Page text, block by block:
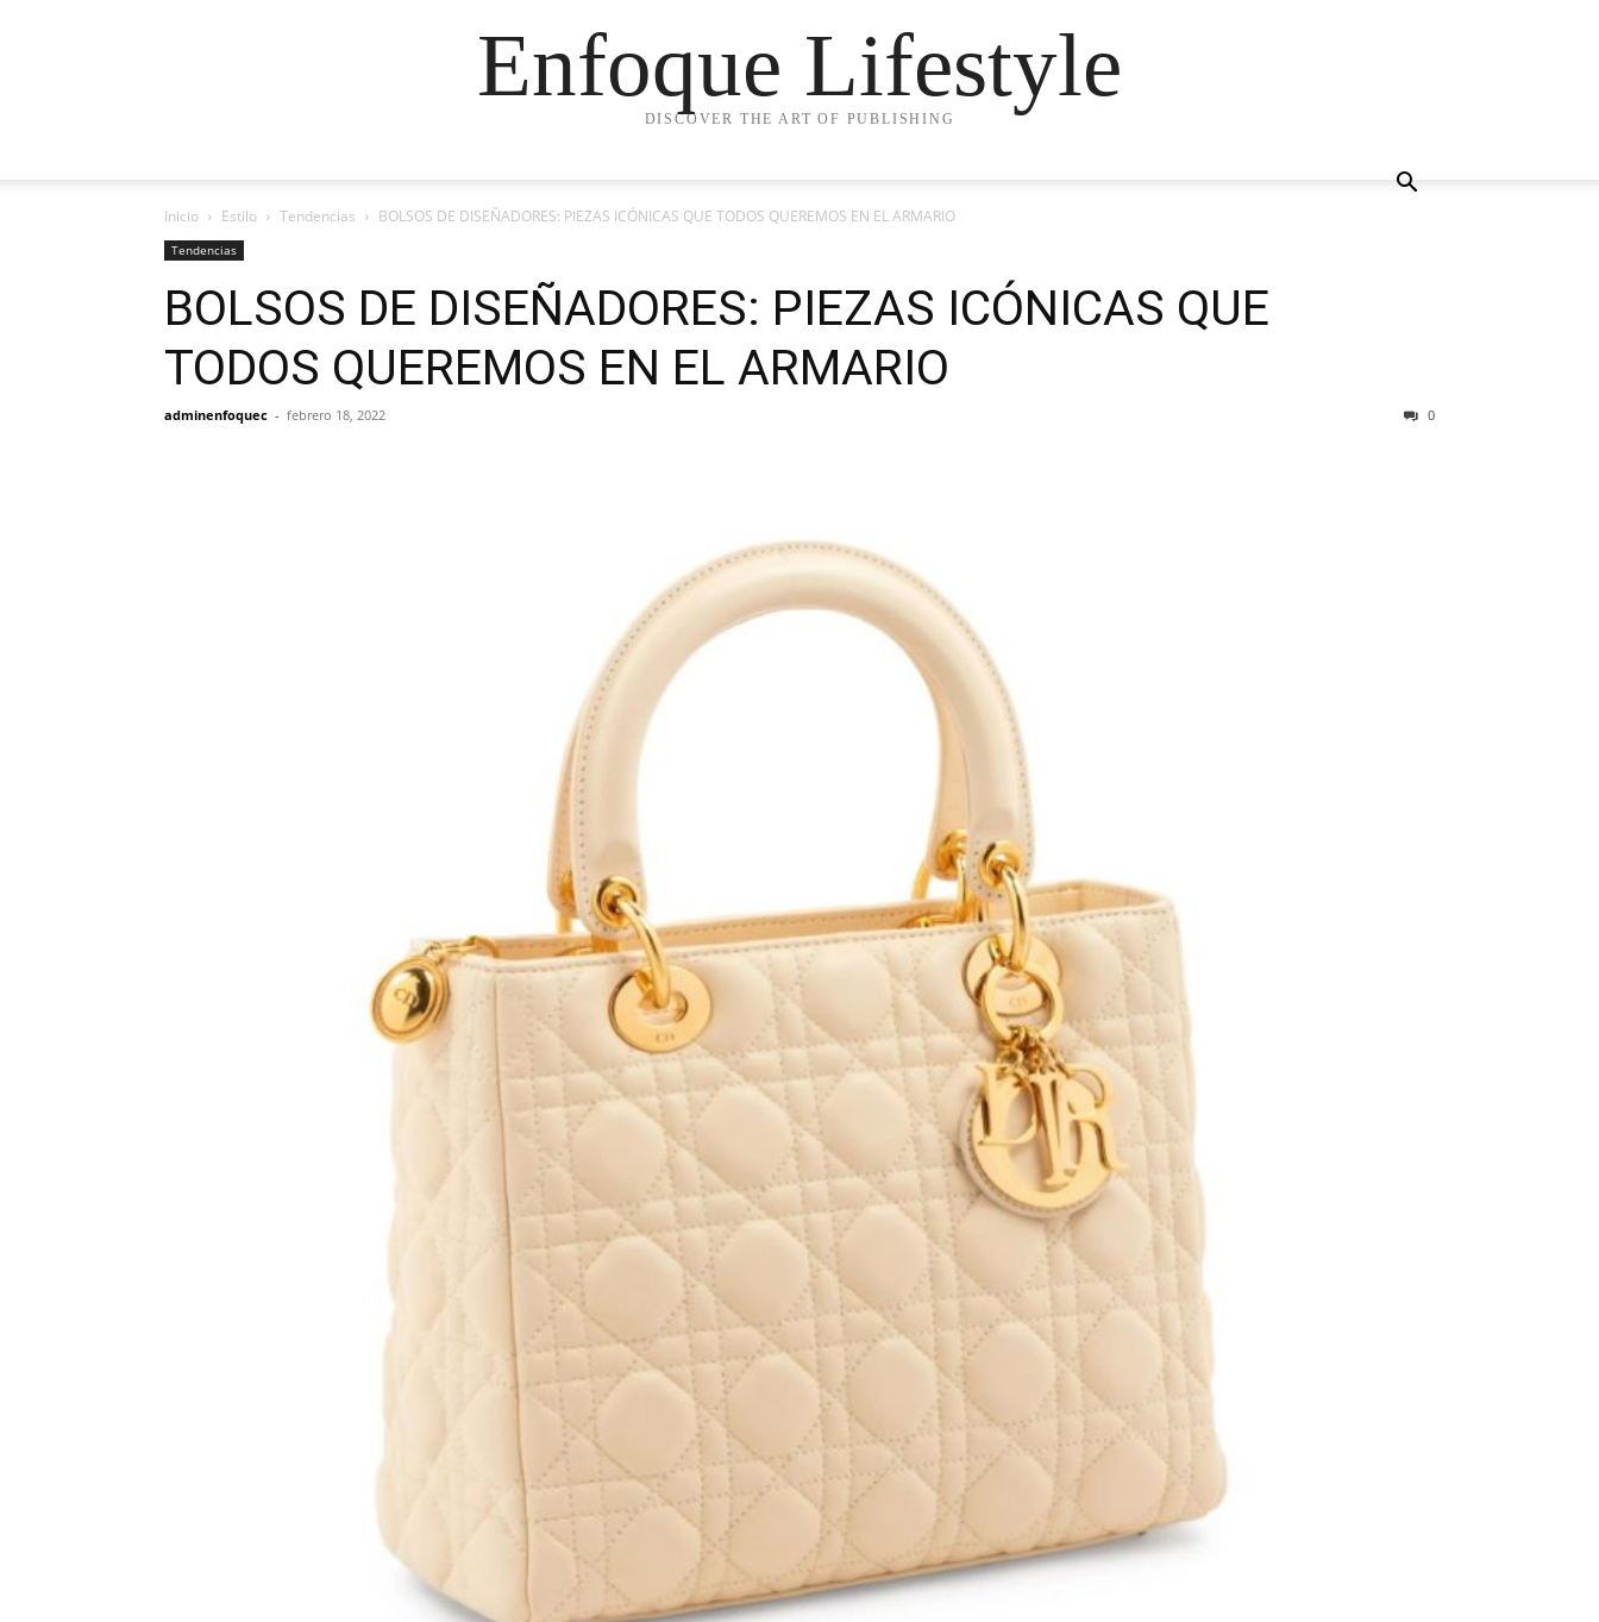
Enfoque Lifestyle
DISCOVER THE ART OF PUBLISHING
Inicio Estilo Tendencias BOLSOS DE DISEÑADORES: PIEZAS ICÓNICAS QUE TODOS QUEREMOS EN EL ARMARIO
Tendencias
BOLSOS DE DISEÑADORES: PIEZAS ICÓNICAS QUE
TODOS QUEREMOS EN EL ARMARIO
adminenfoquec - febrero 18, 2022 0